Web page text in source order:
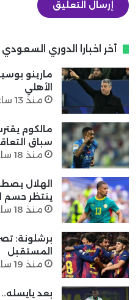
أخر اخبارا الدوري السعودي
مارينو
الأهلي
منذ 13 ساعة
مالكوم
سباق
منذ 18 ساعة
الهلال
ينتظر حسم
منذ 18 ساعة
برشلونة:
المستقبل
منذ 19 ساعة
بعد